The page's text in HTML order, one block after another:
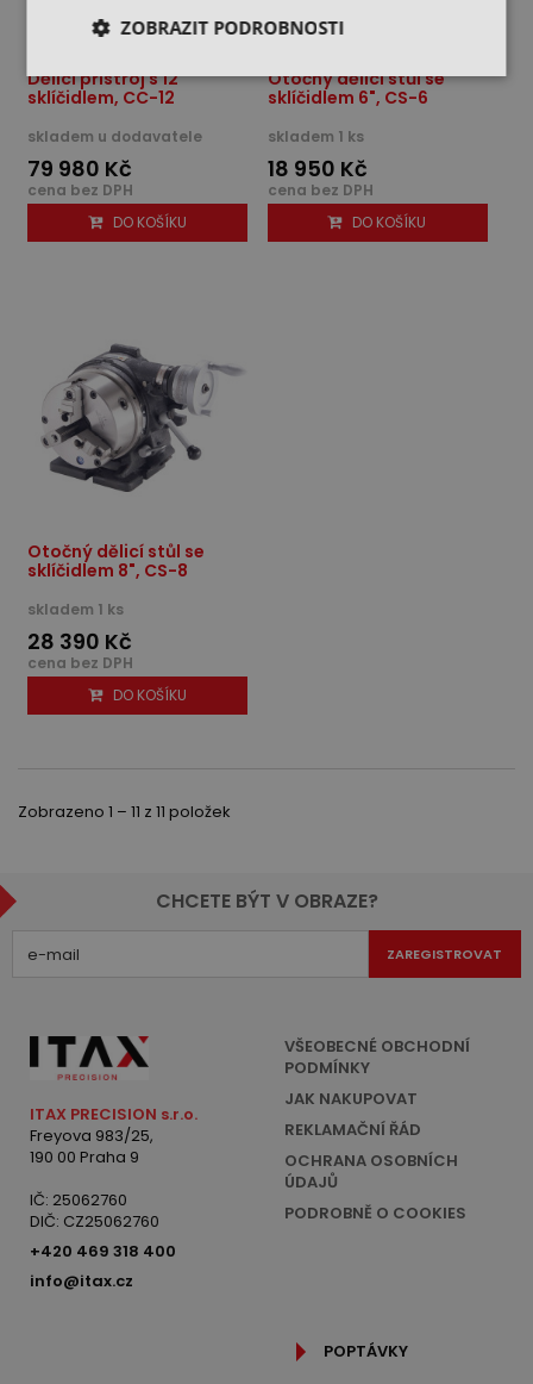
Dělící přístroj s 12"
sklíčidlem, CC-12
skladem u dodavatele
79 980 Kč
cena bez DPH
DO KOŠÍKU
Otočný dělicí stůl se
sklíčidlem 6", CS-6
skladem 1 ks
18 950 Kč
cena bez DPH
DO KOŠÍKU
Otočný dělicí stůl se
sklíčidlem 8", CS-8
skladem 1 ks
28 390 Kč
cena bez DPH
DO KOŠÍKU
Zobrazeno 1 – 11 z 11 položek
CHCETE BÝT V OBRAZE?
ZAREGISTROVAT
ITAX PRECISION s.r.o.
Freyova 983/25,
190 00 Praha 9
IČ: 25062760
DIČ: CZ25062760
+420 469 318 400
info@itax.cz
VŠEOBECNÉ OBCHODNÍ
PODMÍNKY
JAK NAKUPOVAT
REKLAMAČNÍ ŘÁD
OCHRANA OSOBNÍCH
ÚDAJŮ
PODROBNĚ O COOKIES
POPTÁVKY
ZOBRAZIT PODROBNOSTI